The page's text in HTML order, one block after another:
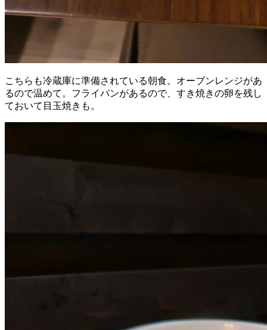
こちらも冷蔵庫に準備されている朝食。オーブンレンジがあ
るので温めて。フライパンがあるので、すき焼きの卵を残し
ておいて目玉焼きも。